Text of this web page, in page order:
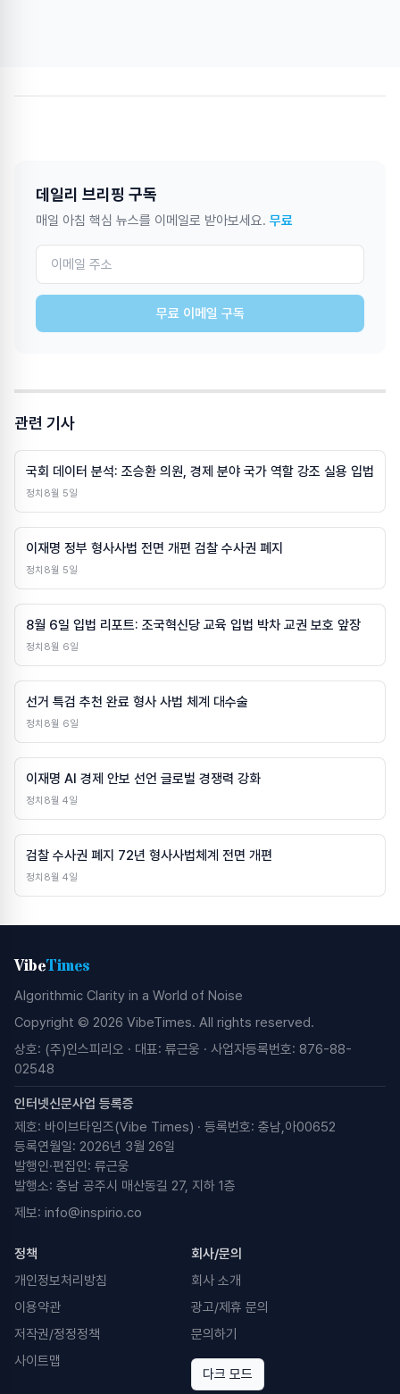
데일리 브리핑 구독
매일 아침 핵심 뉴스를 이메일로 받아보세요. 무료
무료 이메일 구독
관련 기사
국회 데이터 분석: 조승환 의원, 경제 분야 국가 역할 강조 실용 입법
정치 8월 5일
이재명 정부 형사사법 전면 개편 검찰 수사권 폐지
정치 8월 5일
8월 6일 입법 리포트: 조국혁신당 교육 입법 박차 교권 보호 앞장
정치 8월 6일
선거 특검 추천 완료 형사 사법 체계 대수술
정치 8월 6일
이재명 AI 경제 안보 선언 글로벌 경쟁력 강화
정치 8월 4일
검찰 수사권 폐지 72년 형사사법체계 전면 개편
정치 8월 4일
VibeTimes
Algorithmic Clarity in a World of Noise
Copyright © 2026 VibeTimes. All rights reserved.
상호: (주)인스피리오 · 대표: 류근웅 · 사업자등록번호: 876-88-
02548
인터넷신문사업 등록증
제호: 바이브타임즈(Vibe Times) · 등록번호: 충남,아00652
등록연월일: 2026년 3월 26일
발행인·편집인: 류근웅
발행소: 충남 공주시 매산동길 27, 지하 1층
제보: info@inspirio.co
정책
개인정보처리방침
이용약관
저작권/정정정책
사이트맵
회사/문의
회사 소개
광고/제휴 문의
문의하기
다크 모드